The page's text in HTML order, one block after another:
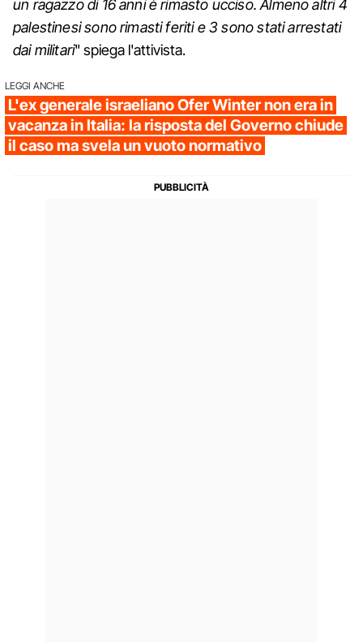
un ragazzo di 16 anni è rimasto ucciso. Almeno altri 4
palestinesi sono rimasti feriti e 3 sono stati arrestati
dai militari" spiega l'attivista.
LEGGI ANCHE
L'ex generale israeliano Ofer Winter non era in
vacanza in Italia: la risposta del Governo chiude
il caso ma svela un vuoto normativo